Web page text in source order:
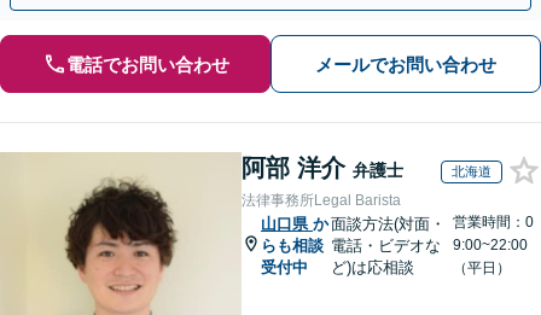
電話でお問い合わせ メールでお問い合わせ
阿部 洋介 弁護士 北海道
法律事務所Legal Barista
山口県 か
らも相談
受付中
面談方法(対面・
電話・ビデオな
ど)は応相談
営業時間：0
9:00~22:00
（平日）